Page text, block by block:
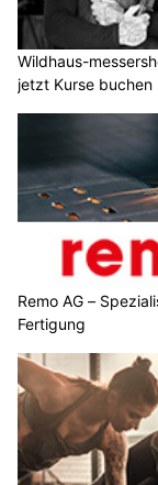
Wildhaus-
jetzt Kurse buchen
Remo AG –
Fertigung